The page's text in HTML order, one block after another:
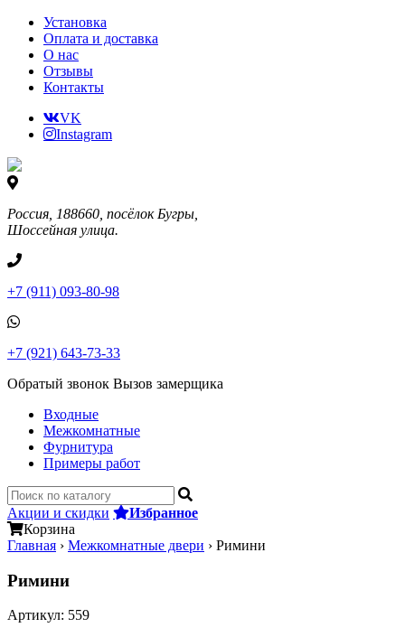
Установка
Оплата и доставка
О нас
Отзывы
Контакты
VK
Instagram
Россия, 188660, посёлок Бугры,
Шоссейная улица.
+7 (911) 093-80-98
+7 (921) 643-73-33
Обратый звонок Вызов замерщика
Входные
Межкомнатные
Фурнитура
Примеры работ
Акции и скидки Избранное
Корзина
Главная › Межкомнатные двери › Римини
Римини
Артикул: 559